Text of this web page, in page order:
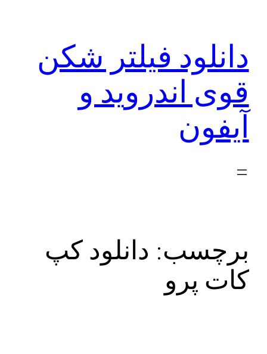
دانلود فیلتر شکن
قوی اندروید و
آیفون
برچسب: دانلود کپ
کات پرو